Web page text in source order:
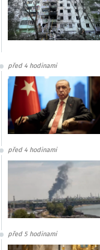
před 4 hodinami
před 4 hodinami
před 5 hodinami